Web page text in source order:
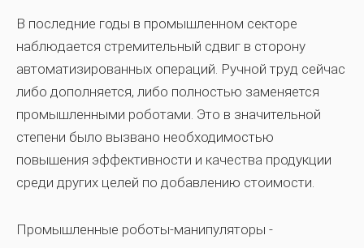
В последние годы в промышленном секторе
наблюдается стремительный сдвиг в сторону
автоматизированных операций. Ручной труд сейчас
либо дополняется, либо полностью заменяется
промышленными роботами. Это в значительной
степени было вызвано необходимостью
повышения эффективности и качества продукции
среди других целей по добавлению стоимости.
Промышленные роботы-манипуляторы -